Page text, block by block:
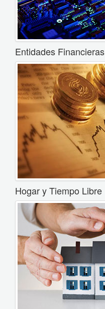
Entidades Financieras
Hogar y Tiempo Libre